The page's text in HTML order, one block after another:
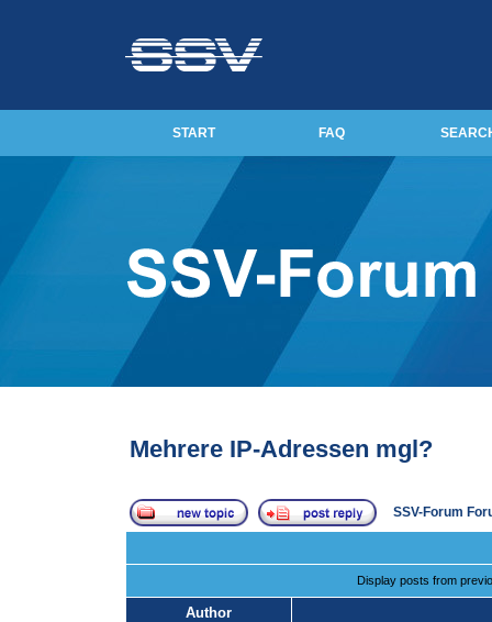
START FAQ
Mehrere IP-Adressen mgl?
SSV-Forum
Display posts from
Author